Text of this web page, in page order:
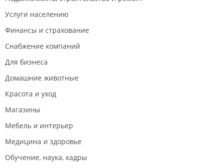
Всем Добра и Отличного настроения .
Услуги населению
Финансы и страхование
Снабжение компаний
Для бизнеса
Домашние животные
Красота и уход
Магазины
Мебель и интерьер
Медицина и здоровье
Обучение, наука, кадры